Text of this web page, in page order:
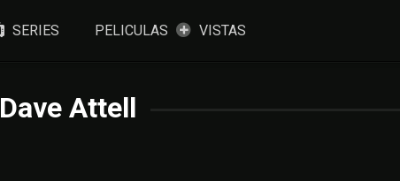
SERIES PELICULAS VISTAS
Dave Attell